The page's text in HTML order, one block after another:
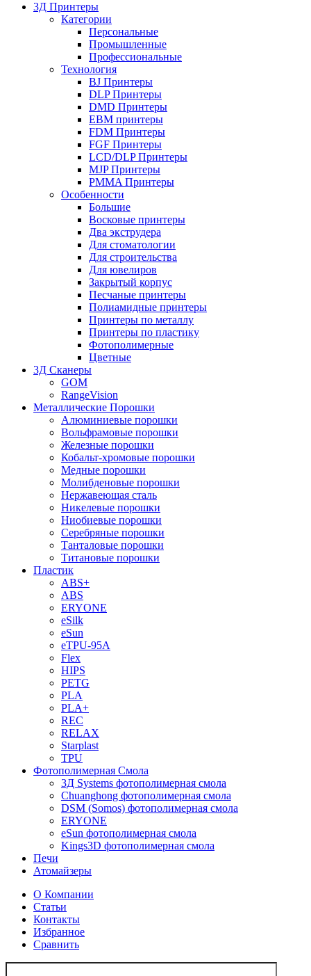
3Д Принтеры
Категории
Персональные
Промышленные
Профессиональные
Технология
BJ Принтеры
DLP Принтеры
DMD Принтеры
EBM принтеры
FDM Принтеры
FGF Принтеры
LCD/DLP Принтеры
MJP Принтеры
PMMA Принтеры
Особенности
Большие
Восковые принтеры
Два экструдера
Для стоматологии
Для строительства
Для ювелиров
Закрытый корпус
Песчаные принтеры
Полиамидные принтеры
Принтеры по металлу
Принтеры по пластику
Фотополимерные
Цветные
3Д Сканеры
GOM
RangeVision
Металлические Порошки
Алюминиевые порошки
Вольфрамовые порошки
Железные порошки
Кобальт-хромовые порошки
Медные порошки
Молибденовые порошки
Нержавеющая сталь
Никелевые порошки
Ниобиевые порошки
Серебряные порошки
Танталовые порошки
Титановые порошки
Пластик
ABS+
ABS
ERYONE
eSilk
eSun
eTPU-95A
Flex
HIPS
PETG
PLA
PLA+
REC
RELAX
Starplast
TPU
Фотополимерная Смола
3Д Systems фотополимерная смола
Chuanghong фотополимерная смола
DSM (Somos) фотополимерная смола
ERYONE
eSun фотополимерная смола
Kings3D фотополимерная смола
Печи
Атомайзеры
О Компании
Статьи
Контакты
Избранное
Сравнить